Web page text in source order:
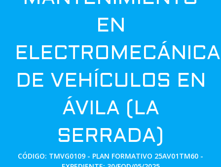
EN
ELECTROMECÁNICA
DE VEHÍCULOS EN
ÁVILA (LA
SERRADA)
CÓDIGO: TMVG0109 - PLAN FORMATIVO 25AV01TM60 -